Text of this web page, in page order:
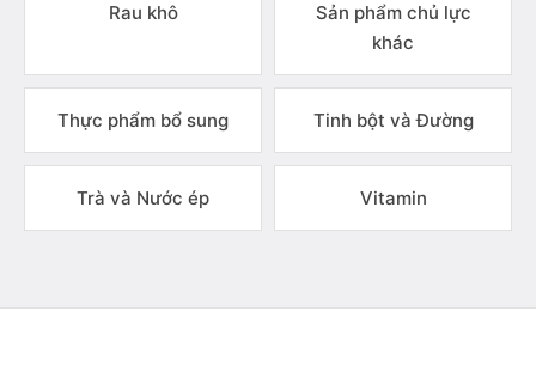
Rau khô
Sản phẩm chủ lực
khác
Thực phẩm bổ sung Tinh bột và Đường
Trà và Nước ép Vitamin